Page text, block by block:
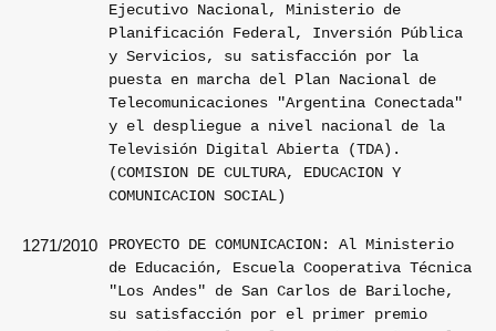
Ejecutivo Nacional, Ministerio de
Planificación Federal, Inversión Pública
y Servicios, su satisfacción por la
puesta en marcha del Plan Nacional de
Telecomunicaciones "Argentina Conectada"
y el despliegue a nivel nacional de la
Televisión Digital Abierta (TDA).
(COMISION DE CULTURA, EDUCACION Y
COMUNICACION SOCIAL)
1271/2010
PROYECTO DE COMUNICACION: Al Ministerio
de Educación, Escuela Cooperativa Técnica
"Los Andes" de San Carlos de Bariloche,
su satisfacción por el primer premio